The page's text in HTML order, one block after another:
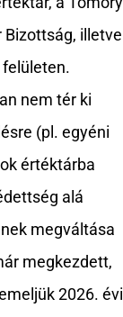
illetve
nem tér ki
(pl. egyéni
értéktárba
alá
megváltása
megkezdett,
2026. évi